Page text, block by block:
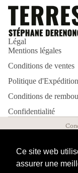
Ce site web
assurer une
Légal
Mentions légales
Conditions de ventes
Politique d'Expédition
Conditions de
Confidentialité
Politique de
Politique d’expédition
Politique de
Mentions légales
Conditions d’utilisation
Conditions générales
Coordonnées